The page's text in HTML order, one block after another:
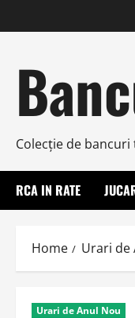
to
Colecţie de
RCA IN RATE
Home Urari de
Urari de Anul Nou